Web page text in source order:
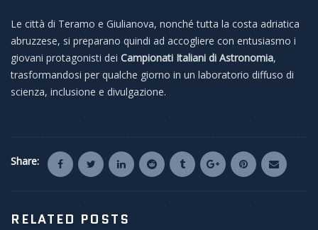
Le città di Teramo e Giulianova, nonché tutta la costa adriatica
abruzzese, si preparano quindi ad accogliere con entusiasmo i
giovani protagonisti dei Campionati Italiani di Astronomia,
trasformandosi per qualche giorno in un laboratorio diffuso di
scienza, inclusione e divulgazione.
Share:
RELATED POSTS